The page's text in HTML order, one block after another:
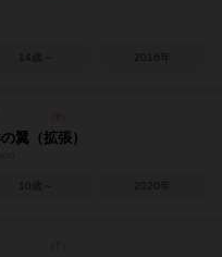
14歳～ 2016年
翼（拡張）
10歳～ 2020年